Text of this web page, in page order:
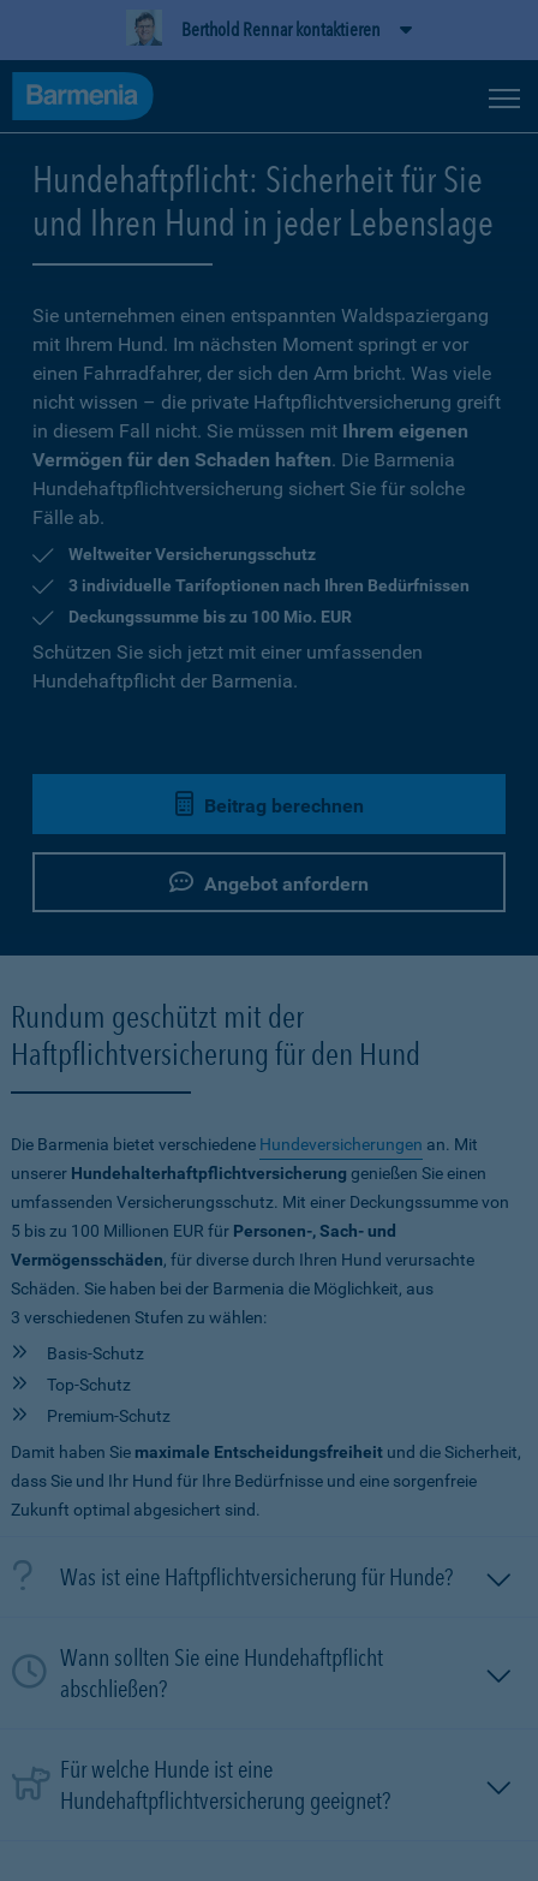
Berthold Rennar kontaktieren
Hundehaftpflicht: Sicherheit für Sie
und Ihren Hund in jeder Lebenslage
Sie unternehmen einen entspannten Waldspaziergang
mit Ihrem Hund. Im nächsten Moment springt er vor
einen Fahrradfahrer, der sich den Arm bricht. Was viele
nicht wissen – die private Haftpflichtversicherung greift
in diesem Fall nicht. Sie müssen mit Ihrem eigenen
Vermögen für den Schaden haften. Die Barmenia
Hundehaftpflichtversicherung sichert Sie für solche
Fälle ab.
Weltweiter Versicherungsschutz
3 individuelle Tarifoptionen nach Ihren Bedürfnissen
Deckungssumme bis zu 100 Mio. EUR
Schützen Sie sich jetzt mit einer umfassenden
Hundehaftpflicht der Barmenia.
Beitrag berechnen
Angebot anfordern
Rundum geschützt mit der
Haftpflichtversicherung für den Hund
Die Barmenia bietet verschiedene Hundeversicherungen an. Mit
unserer Hundehalterhaftpflichtversicherung genießen Sie einen
umfassenden Versicherungsschutz. Mit einer Deckungssumme von
5 bis zu 100 Millionen EUR für Personen-, Sach- und
Vermögensschäden, für diverse durch Ihren Hund verursachte
Schäden. Sie haben bei der Barmenia die Möglichkeit, aus
3 verschiedenen Stufen zu wählen:
Basis-Schutz
Top-Schutz
Premium-Schutz
Damit haben Sie maximale Entscheidungsfreiheit und die Sicherheit,
dass Sie und Ihr Hund für Ihre Bedürfnisse und eine sorgenfreie
Zukunft optimal abgesichert sind.
Was ist eine Haftpflichtversicherung für Hunde?
Wann sollten Sie eine Hundehaftpflicht
abschließen?
Für welche Hunde ist eine
Hundehaftpflichtversicherung geeignet?